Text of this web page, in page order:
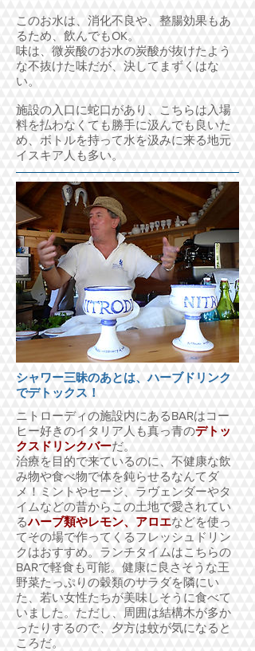
このお水は、消化不良や、整腸効果もあ
るため、飲んでもOK。
味は、微炭酸のお水の炭酸が抜けたよう
な不抜けた味だが、決してまずくはな
い。
施設の入口に蛇口があり、こちらは入場
料を払わなくても勝手に汲んでも良いた
め、ボトルを持って水を汲みに来る地元
イスキア人も多い。
シャワー三昧のあとは、ハーブドリンク
でデトックス！
ニトローディの施設内にあるBARはコー
ヒー好きのイタリア人も真っ青のデトッ
クスドリンクバーだ。
治療を目的で来ているのに、不健康な飲
み物や食べ物で体を鈍らせるなんてダ
メ！ミントやセージ、ラヴェンダーやタ
イムなどの昔からこの土地で愛されてい
るハーブ類やレモン、アロエなどを使っ
てその場で作ってくるフレッシュドリン
クはおすすめ。 ランチタイムはこちらの
BARで軽食も可能。健康に良さそうな王
野菜たっぷりの穀類のサラダを隣にい
た、若い女性たちが美味しそうに食べて
いました。ただし、周囲は結構木が多か
ったりするので、夕方は蚊が気になると
ころだ。